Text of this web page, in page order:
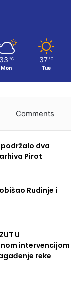
33 ℃
Mon
37 ℃
Tue
Comments
dva
Pirot
Rudinje i
U
intervencijom
reke